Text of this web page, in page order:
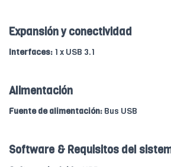
Expansión y conectividad
Interfaces: 1 x USB 3.1
Alimentación
Fuente de alimentación: Bus USB
Software & Requisitos del